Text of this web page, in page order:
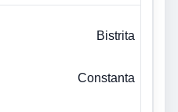
Bistrita
Constanta